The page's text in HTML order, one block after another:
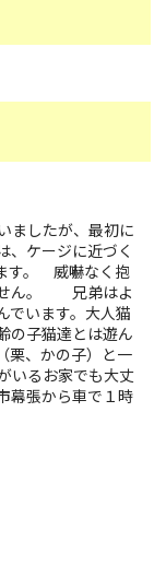
ましたが、最初に
ケージに近づく
す。 威嚇なく抱
せん。 兄弟はよ
でいます。大人猫
の子猫達とは遊ん
栗、かの子）と一
いるお家でも大丈
幕張から車で１時